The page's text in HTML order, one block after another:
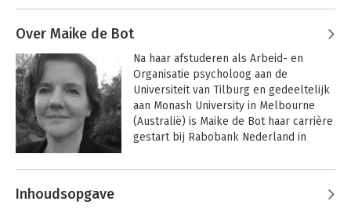
Pacific en Centraal Azië gewerkt aan
van armoedebestrijding, drugspreventie
en HIV en AIDS preventie. In 2013
promoveerde zij aan de Universiteit
Maastricht in de Psychologie en
Neuropsychologie met een onderzoek
naar seksuele en reproductieve
Oeganda. Het onderzoek waar zij samen
Over Maike de Bot
Na haar afstuderen als Arbeid- en
Organisatie psycholoog aan de
Universiteit van Tilburg en gedeeltelijk
aan Monash University in Melbourne
(Australië) is Maike de Bot haar carrière
gestart bij Rabobank Nederland in
KLM te hebben gewerkt, als laatste als
Inhoudsopgave